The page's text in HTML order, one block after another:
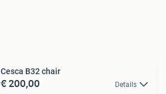
Cesca B32 chair
€ 200,00 Details